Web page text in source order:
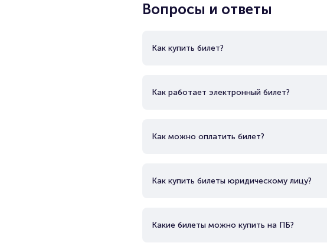
Вопросы и ответы
Как купить билет?
Как работает электронный билет?
Как можно оплатить билет?
Как купить билеты юридическому лицу?
Какие билеты можно купить на ПБ?